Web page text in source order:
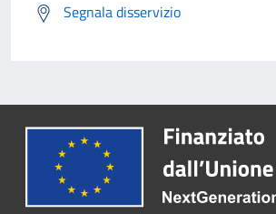
Segnala disservizio